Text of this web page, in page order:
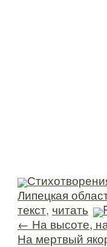
Липецкая
текст, читать
← На высоте,
На мертвый